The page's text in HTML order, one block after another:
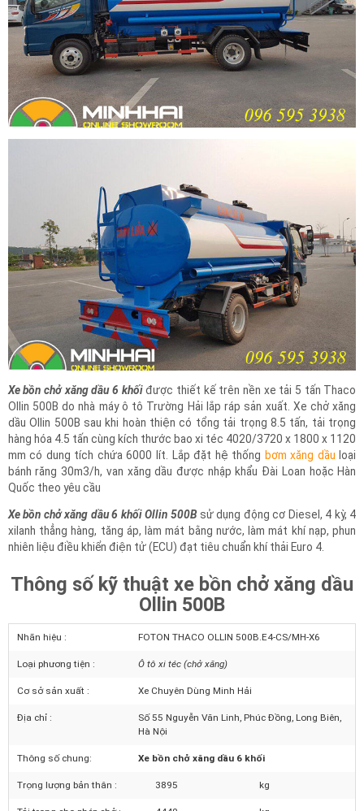
Xe bồn chở xăng dầu 6 khối được thiết kế trên nền xe tải 5 tấn Thaco
Ollin 500B do nhà máy ô tô Trường Hải lắp ráp sản xuất. Xe chở xăng
dầu Ollin 500B sau khi hoàn thiện có tổng tải trọng 8.5 tấn, tải trọng
hàng hóa 4.5 tấn cùng kích thước bao xi téc 4020/3720 x 1800 x 1120
mm có dung tích chứa 6000 lít. Lắp đặt hệ thống
bánh răng 30m3/h, van xăng dầu được nhập khẩu Đài Loan hoặc Hàn
Quốc theo yêu cầu
Xe bồn chở xăng dầu 6 khối Ollin 500B sử dụng động cơ Diesel, 4 kỳ, 4
nhiên liệu điều khiển điện tử (ECU) đạt tiêu chuẩn khí thải Euro 4.
Thông số kỹ thuật xe bồn chở xăng dầu
Ollin 500B
Xe Chuyên Dùng Minh Hải
Địa chỉ :
Số 55 Nguyễn Văn Linh, Phúc Đồng, Long Biên,